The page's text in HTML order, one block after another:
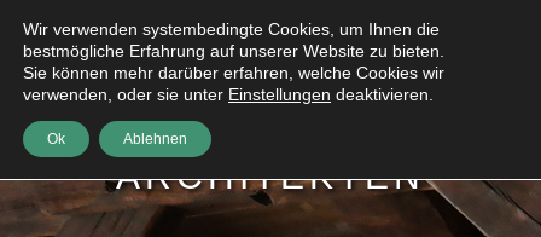
HÖNIG
ARCHITEKTEN
Wir verwenden systembedingte Cookies, um Ihnen die
bestmögliche Erfahrung auf unserer Website zu bieten.
Sie können mehr darüber erfahren, welche Cookies wir
verwenden, oder sie unter Einstellungen deaktivieren.
Ok Ablehnen